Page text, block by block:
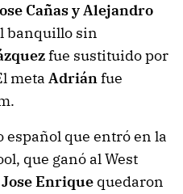
Cañas y Alejandro
banquillo sin
fue sustituido por
meta Adriánfue
español que entró en la
que ganó al West
Enrique quedaron